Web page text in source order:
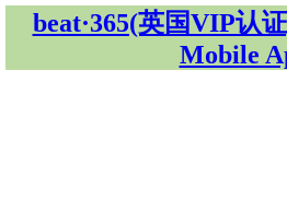
beat·365(英国VIP认
Mobile